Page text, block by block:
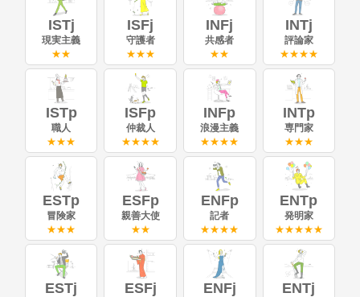
ISTj
現実主義
★★
ISFj
守護者
★★★
INFj
共感者
★★
INTj
評論家
★★★★
ISTp
職人
★★★
ISFp
仲裁人
★★★★
INFp
浪漫主義
★★★★
INTp
専門家
★★★
ESTp
冒険家
★★★
ESFp
親善大使
★★
ENFp
記者
★★★★
ENTp
発明家
★★★★★
ESTj ESFj ENFj ENTj